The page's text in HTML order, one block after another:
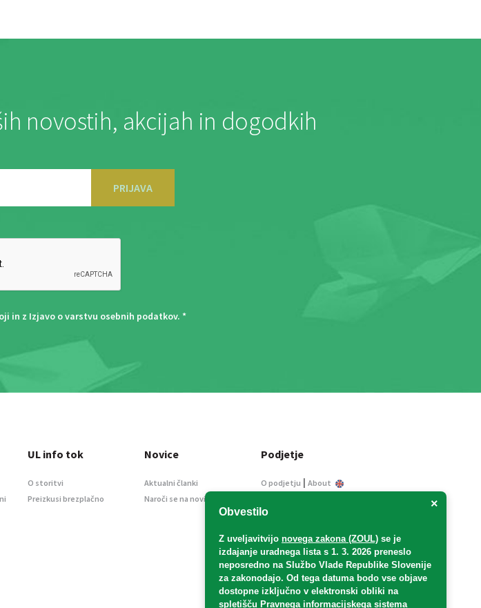
novostih, akcijah in dogodkih
PRIJAVA
in z Izjavo o varstvu osebnih podatkov. *
×
Obvestilo
Z uveljavitvijo novega zakona (ZOUL) se je
izdajanje uradnega lista s 1. 3. 2026 preneslo
neposredno na Službo Vlade Republike Slovenije
za zakonodajo. Od tega datuma bodo vse objave
dostopne izključno v elektronski obliki na
spletišču Pravnega informacijskega sistema
UL info tok
O storitvi
Preizkusi brezplačno
Novice
Aktualni članki
Naroči se na novice
Podjetje
O podjetju | About
Informacije javnega
Oglaševanje
Splošni pogoji
Izjava o varstvu osebnih
podatkov
E-dražbe